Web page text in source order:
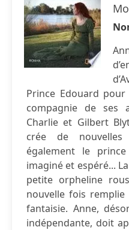
Prince Edouard
compagnie de ses
Charlie et Gilbert
crée de
également le
imaginé et espéré...
petite orpheline
nouvelle fois
fantaisie. Anne,
indépendante, doit